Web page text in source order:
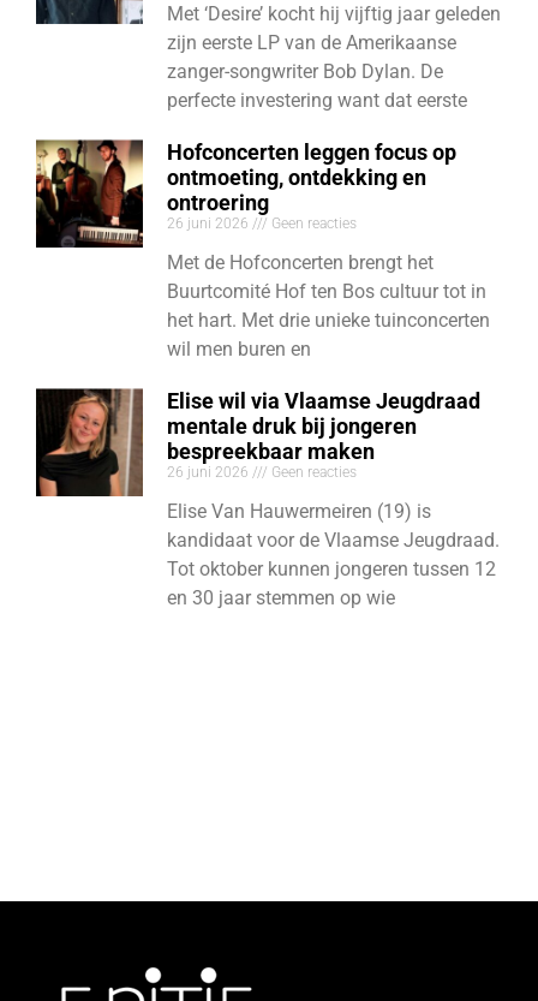
Met ‘Desire’ kocht hij vijftig jaar geleden
zijn eerste LP van de Amerikaanse
zanger-songwriter Bob Dylan. De
perfecte investering want dat eerste
Hofconcerten leggen focus op
ontmoeting, ontdekking en
ontroering
26 juni 2026 Geen reacties
Met de Hofconcerten brengt het
Buurtcomité Hof ten Bos cultuur tot in
het hart. Met drie unieke tuinconcerten
wil men buren en
Elise wil via Vlaamse Jeugdraad
mentale druk bij jongeren
bespreekbaar maken
26 juni 2026 Geen reacties
Elise Van Hauwermeiren (19) is
kandidaat voor de Vlaamse Jeugdraad.
Tot oktober kunnen jongeren tussen 12
en 30 jaar stemmen op wie